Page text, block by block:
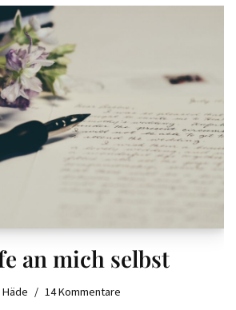
an mich selbst
14 Kommentare